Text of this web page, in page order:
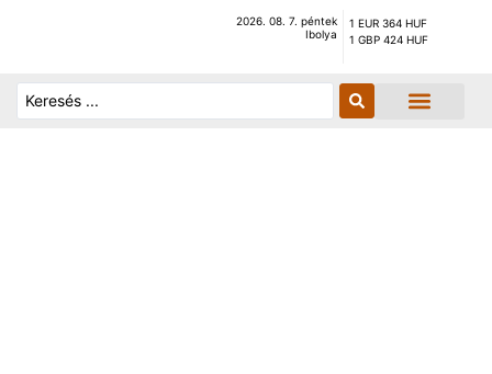
2026. 08. 7. péntek
Ibolya
1 EUR 364 HUF
1 GBP 424 HUF